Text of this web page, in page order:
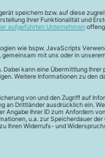
Das
gebleicht werden.